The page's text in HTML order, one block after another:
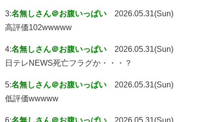
3:名無しさん＠お腹いっぱい
2026.05.31(Sun)
高評価102wwwww
4:名無しさん＠お腹いっぱい
2026.05.31(Sun)
日テレNEWS死亡フラグか・・・？
5:名無しさん＠お腹いっぱい
2026.05.31(Sun)
低評価wwwww
6:名無しさん＠お腹いっぱい 2026.05.31(Sun)